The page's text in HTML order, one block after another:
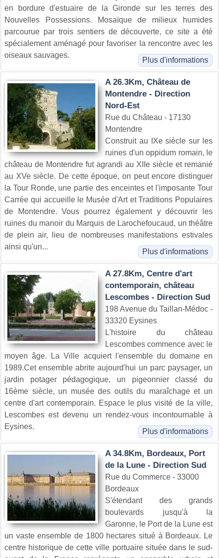
en bordure d'estuaire de la Gironde sur les terres des
Nouvelles Possessions. Mosaïque de milieux humides
parcourue par trois sentiers de découverte, ce site a été
spécialement aménagé pour favoriser la rencontre avec les
oiseaux sauvages.
Plus d'informations
A 26.3Km, Château de
Montendre - Direction
Nord-Est
Rue du Château - 17130
Montendre
Construit au IXe siècle sur les
ruines d'un oppidum romain, le
château de Montendre fut agrandi au XIIe siècle et remanié
au XVe siècle. De cette époque, on peut encore distinguer
la Tour Ronde, une partie des enceintes et l'imposante Tour
Carrée qui accueille le Musée d'Art et Traditions Populaires
de Montendre. Vous pourrez également y découvrir les
ruines du manoir du Marquis de Larochefoucaud, un théâtre
de plein air, lieu de nombreuses manifestations estivales
ainsi qu'un...
Plus d'informations
A 27.8Km, Centre d'art
contemporain, château
Lescombes - Direction Sud
198 Avenue du Taillan-Médoc -
33320 Eysines
L'histoire du château
Lescombes commence avec le
moyen âge. La Ville acquiert l'ensemble du domaine en
1989.Cet ensemble abrite aujourd'hui un parc paysager, un
jardin potager pédagogique, un pigeonnier classé du
16ème siècle, un musée des outils du maraîchage et un
centre d'art contemporain. Espace le plus visité de la ville,
Lescombes est devenu un rendez-vous incontournable à
Eysines.
Plus d'informations
A 34.8Km, Bordeaux, Port
de la Lune - Direction Sud
Rue du Commerce - 33000
Bordeaux
S'étendant des grands
boulevards jusqu'à la
Garonne, le Port de la Lune est
un vaste ensemble de 1800 hectares situé à Bordeaux. Le
centre historique de cette ville portuaire située dans le sud-